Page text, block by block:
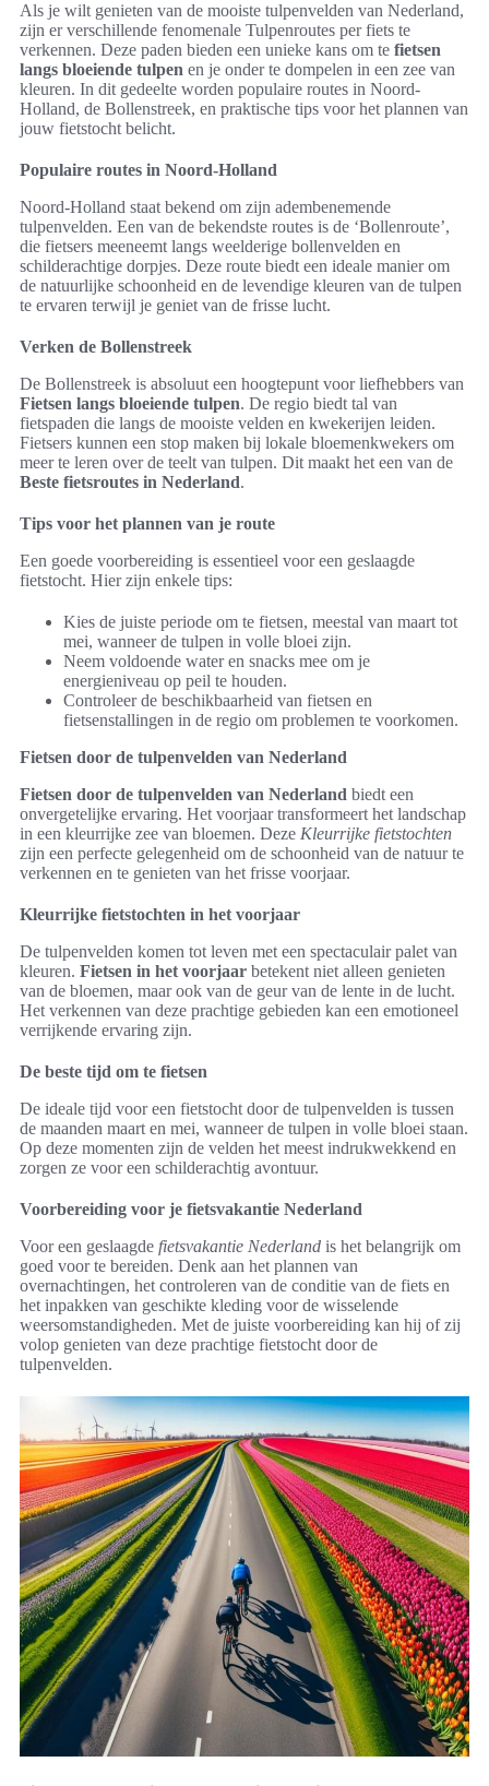
Als je wilt genieten van de mooiste tulpenvelden van Nederland,
zijn er verschillende fenomenale Tulpenroutes per fiets te
verkennen. Deze paden bieden een unieke kans om te fietsen
langs bloeiende tulpen en je onder te dompelen in een zee van
kleuren. In dit gedeelte worden populaire routes in Noord-
Holland, de Bollenstreek, en praktische tips voor het plannen van
jouw fietstocht belicht.
Populaire routes in Noord-Holland
Noord-Holland staat bekend om zijn adembenemende
tulpenvelden. Een van de bekendste routes is de ‘Bollenroute’,
die fietsers meeneemt langs weelderige bollenvelden en
schilderachtige dorpjes. Deze route biedt een ideale manier om
de natuurlijke schoonheid en de levendige kleuren van de tulpen
te ervaren terwijl je geniet van de frisse lucht.
Verken de Bollenstreek
De Bollenstreek is absoluut een hoogtepunt voor liefhebbers van
Fietsen langs bloeiende tulpen. De regio biedt tal van
fietspaden die langs de mooiste velden en kwekerijen leiden.
Fietsers kunnen een stop maken bij lokale bloemenkwekers om
meer te leren over de teelt van tulpen. Dit maakt het een van de
Beste fietsroutes in Nederland.
Tips voor het plannen van je route
Een goede voorbereiding is essentieel voor een geslaagde
fietstocht. Hier zijn enkele tips:
Kies de juiste periode om te fietsen, meestal van maart tot
mei, wanneer de tulpen in volle bloei zijn.
Neem voldoende water en snacks mee om je
energieniveau op peil te houden.
Controleer de beschikbaarheid van fietsen en
fietsenstallingen in de regio om problemen te voorkomen.
Fietsen door de tulpenvelden van Nederland
Fietsen door de tulpenvelden van Nederland biedt een
onvergetelijke ervaring. Het voorjaar transformeert het landschap
in een kleurrijke zee van bloemen. Deze Kleurrijke fietstochten
zijn een perfecte gelegenheid om de schoonheid van de natuur te
verkennen en te genieten van het frisse voorjaar.
Kleurrijke fietstochten in het voorjaar
De tulpenvelden komen tot leven met een spectaculair palet van
kleuren. Fietsen in het voorjaar betekent niet alleen genieten
van de bloemen, maar ook van de geur van de lente in de lucht.
Het verkennen van deze prachtige gebieden kan een emotioneel
verrijkende ervaring zijn.
De beste tijd om te fietsen
De ideale tijd voor een fietstocht door de tulpenvelden is tussen
de maanden maart en mei, wanneer de tulpen in volle bloei staan.
Op deze momenten zijn de velden het meest indrukwekkend en
zorgen ze voor een schilderachtig avontuur.
Voorbereiding voor je fietsvakantie Nederland
Voor een geslaagde fietsvakantie Nederland is het belangrijk om
goed voor te bereiden. Denk aan het plannen van
overnachtingen, het controleren van de conditie van de fiets en
het inpakken van geschikte kleding voor de wisselende
weersomstandigheden. Met de juiste voorbereiding kan hij of zij
volop genieten van deze prachtige fietstocht door de
tulpenvelden.